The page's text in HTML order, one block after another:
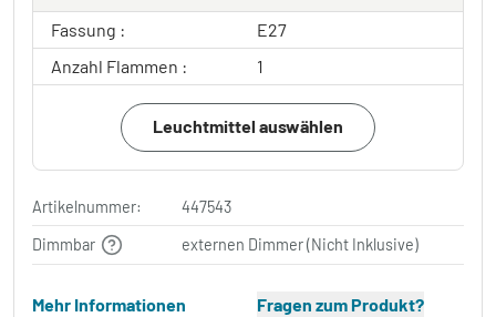
Fassung :
E27
Anzahl Flammen :
1
Leuchtmittel auswählen
Artikelnummer:
447543
Dimmbar
externen Dimmer (Nicht Inklusive)
Mehr Informationen Fragen zum Produkt?